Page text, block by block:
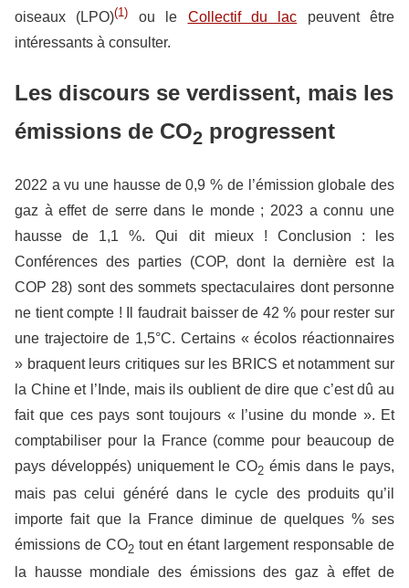
oiseaux (LPO)(1) ou le Collectif du lac peuvent être
intéressants à consulter.
Les discours se verdissent, mais les
émissions de CO2 progressent
2022 a vu une hausse de 0,9 % de l’émission globale des
gaz à effet de serre dans le monde ; 2023 a connu une
hausse de 1,1 %. Qui dit mieux ! Conclusion : les
Conférences des parties (COP, dont la dernière est la
COP 28) sont des sommets spectaculaires dont personne
ne tient compte ! Il faudrait baisser de 42 % pour rester sur
une trajectoire de 1,5°C. Certains « écolos réactionnaires
» braquent leurs critiques sur les BRICS et notamment sur
la Chine et l’Inde, mais ils oublient de dire que c’est dû au
fait que ces pays sont toujours « l’usine du monde ». Et
comptabiliser pour la France (comme pour beaucoup de
pays développés) uniquement le CO2 émis dans le pays,
mais pas celui généré dans le cycle des produits qu’il
importe fait que la France diminue de quelques % ses
émissions de CO2tout en étant largement responsable de
la hausse mondiale des émissions des gaz à effet de